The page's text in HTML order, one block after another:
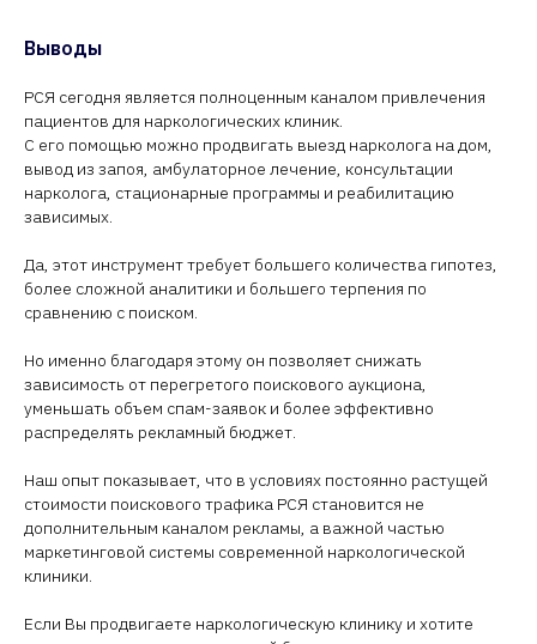
Выводы
РСЯ сегодня является полноценным каналом привлечения
пациентов для наркологических клиник.
С его помощью можно продвигать выезд нарколога на дом,
вывод из запоя, амбулаторное лечение, консультации
нарколога, стационарные программы и реабилитацию
зависимых.
Да, этот инструмент требует большего количества гипотез,
более сложной аналитики и большего терпения по
сравнению с поиском.
Но именно благодаря этому он позволяет снижать
зависимость от перегретого поискового аукциона,
уменьшать объем спам-заявок и более эффективно
распределять рекламный бюджет.
Наш опыт показывает, что в условиях постоянно растущей
стоимости поискового трафика РСЯ становится не
дополнительным каналом рекламы, а важной частью
маркетинговой системы современной наркологической
клиники.
Если Вы продвигаете наркологическую клинику и хотите
Мы берём на себя всё: анализ текущей ситуации,
настройку рекламы, создание продающей
страницы и подключение аналитики. Работали с
наркологией, психиатрией, психологией и
знаем, как эффективно продавать такие услуги